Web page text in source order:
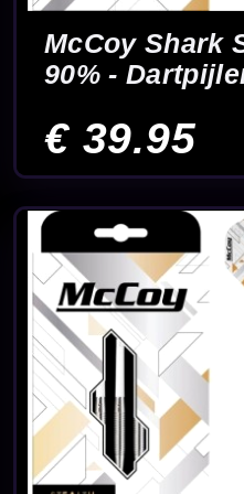
DARTPIJLEN
Snel doorklikken
Ombouwen naar schroefpunt
Laat je barrels aanpassen naar
schroefdraadpunten zoals Swiss of